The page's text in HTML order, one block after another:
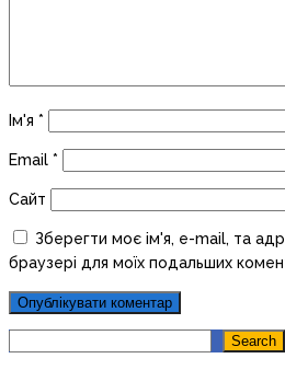
Ім'я *
Email *
Сайт
Зберегти моє ім'я, e-mail, та
браузері для моїх подальших
Search